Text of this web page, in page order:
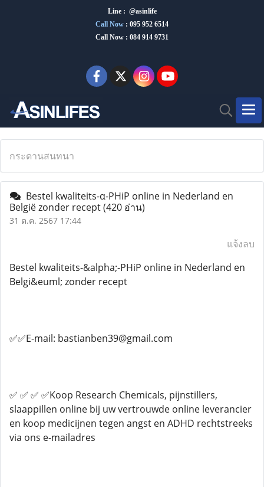
Line : @asinlife
Call Now : 095 952 6514
Call Now : 084 914 9731
กระดานสนทนา
Bestel kwaliteits-α-PHiP online in Nederland en
België zonder recept(420 อ่าน)
31 ต.ค. 2567 17:44
แจ้งลบ
Bestel kwaliteits-&alpha;-PHiP online in Nederland en
Belgi&euml; zonder recept
✅✅E-mail: bastianben39@gmail.com
✅ ✅ ✅ ✅Koop Research Chemicals, pijnstillers,
slaappillen online bij uw vertrouwde online leverancier
en koop medicijnen tegen angst en ADHD rechtstreeks
via ons e-mailadres